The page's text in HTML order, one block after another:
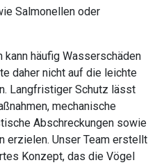
Salmonellen oder
kann häufig Wasserschäden
daher nicht auf die leichte
Langfristiger Schutz lässt
mechanische
Abschreckungen sowie
erzielen. Unser Team erstellt
Konzept, das die Vögel